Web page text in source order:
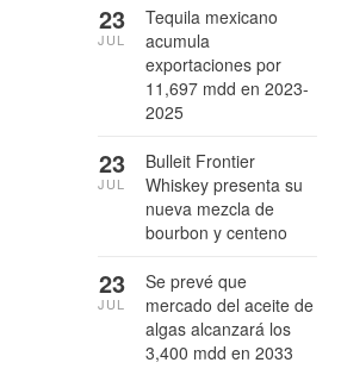
Tequila mexicano
acumula
exportaciones por
11,697 mdd en 2023-
2025
23
JUL
Bulleit Frontier
Whiskey presenta su
nueva mezcla de
bourbon y centeno
23
JUL
Se prevé que
mercado del aceite de
algas alcanzará los
3,400 mdd en 2033
23
JUL